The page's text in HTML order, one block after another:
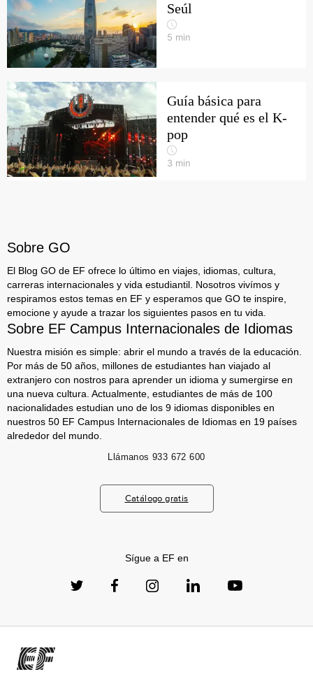
Seúl
5 min
Guía básica para
entender qué es el K-
pop
3 min
Sobre GO
El Blog GO de EF ofrece lo último en viajes, idiomas, cultura,
carreras internacionales y vida estudiantil. Nosotros vivímos y
respiramos estos temas en EF y esperamos que GO te inspire,
emocione y ayude a trazar los siguientes pasos en tu vida.
Sobre EF Campus Internacionales de Idiomas
Nuestra misión es simple: abrir el mundo a través de la educación.
Por más de 50 años, millones de estudiantes han viajado al
extranjero con nostros para aprender un idioma y sumergirse en
una nueva cultura. Actualmente, estudiantes de más de 100
nacionalidades estudian uno de los 9 idiomas disponibles en
nuestros 50 EF Campus Internacionales de Idiomas en 19 países
alrededor del mundo.
Llámanos 933 672 600
Catálogo gratis
Sígue a EF en